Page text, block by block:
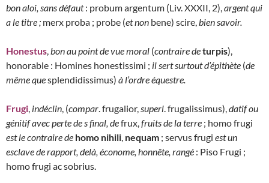
bon aloi, sans défaut: probum argentum (Liv. XXXII, 2),argent qui
a le titre ; merx proba ; probe (et non bene) scire,bien savoir.
Honestus,bon au point de vue moral (contraire deturpis),
honorable : Homines honestissimi ; il sert surtout d’épithète (de
même quesplendidissimus) à l’ordre équestre.
Frugi, indéclin, (compar. frugalior,superl. frugalissimus),datif ou
génitif avec perte de s final, defrux,fruits de la terre ; homo frugi
est le contraire de homo nihili, nequam ; servus frugi est un
esclave de rapport, delà, économe, honnête, rangé : Piso Frugi ;
homo frugi ac sobrius.